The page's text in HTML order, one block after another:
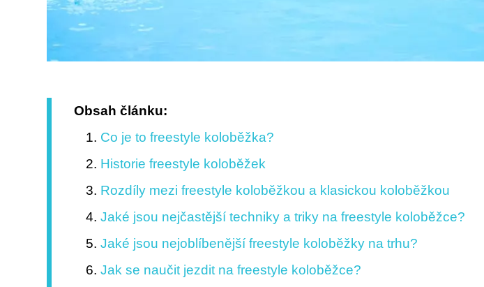
Obsah článku:
Co je to freestyle koloběžka?
Historie freestyle koloběžek
Rozdíly mezi freestyle koloběžkou a klasickou koloběžkou
Jaké jsou nejčastější techniky a triky na freestyle koloběžce?
Jaké jsou nejoblíbenější freestyle koloběžky na trhu?
Jak se naučit jezdit na freestyle koloběžce?